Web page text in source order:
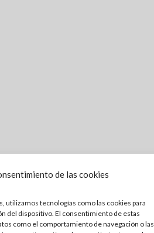
de las cookies
utilizamos tecnologías como las cookies para
del dispositivo. El consentimiento de estas
como el comportamiento de navegación o las